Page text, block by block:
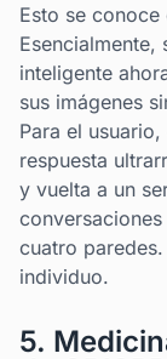
Esto se
inteligente
sus imágenes
Para el
respuesta
y vuelta a un
cuatro
individuo.
5.